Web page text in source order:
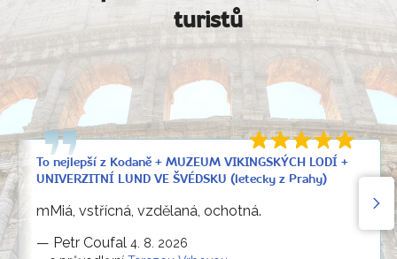
turistů
To nejlepší z Kodaně + MUZEUM VIKINGSKÝCH LODÍ +
UNIVERZITNÍ LUND VE ŠVÉDSKU (letecky z Prahy)
mMiá, vstřícná, vzdělaná, ochotná.
— Petr Coufal 4. 8. 2026